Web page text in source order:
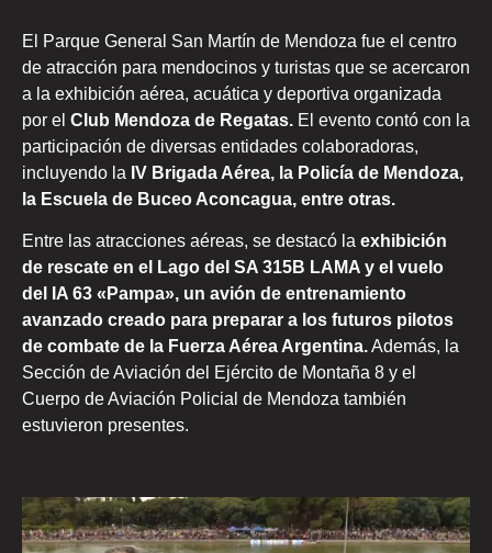
El Parque General San Martín de Mendoza fue el centro
de atracción para mendocinos y turistas que se acercaron
a la exhibición aérea, acuática y deportiva organizada
por el Club Mendoza de Regatas. El evento contó con la
participación de diversas entidades colaboradoras,
incluyendo la IV Brigada Aérea, la Policía de Mendoza,
la Escuela de Buceo Aconcagua, entre otras.
Entre las atracciones aéreas, se destacó la exhibición
de rescate en el Lago del SA 315B LAMA y el vuelo
del IA 63 «Pampa», un avión de entrenamiento
avanzado creado para preparar a los futuros pilotos
de combate de la Fuerza Aérea Argentina.Además, la
Sección de Aviación del Ejército de Montaña 8 y el
Cuerpo de Aviación Policial de Mendoza también
estuvieron presentes.